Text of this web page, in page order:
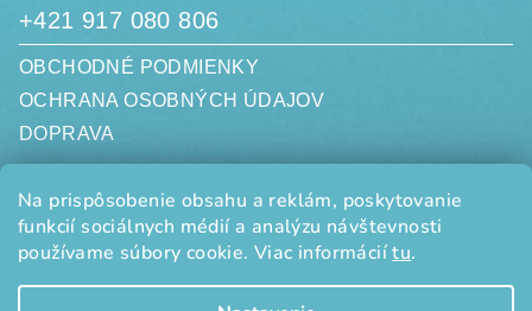
Na prispôsobenie obsahu a reklám, poskytovanie
funkcií sociálnych médií a analýzu návštevnosti
používame súbory cookie. Viac informáciítu.
+421 917 080 806
OBCHODNÉ PODMIENKY
OCHRANA OSOBNÝCH ÚDAJOV
DOPRAVA
Limbová 3058/20
010 07 ŽILINA
SLOVENSKO
DIČ: 2120501009